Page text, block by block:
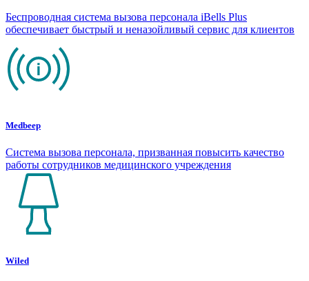
Беспроводная система вызова персонала iBells Plus
обеспечивает быстрый и неназойливый сервис для клиентов
Medbeep
Система вызова персонала, призванная повысить качество
работы сотрудников медицинского учреждения
Wiled